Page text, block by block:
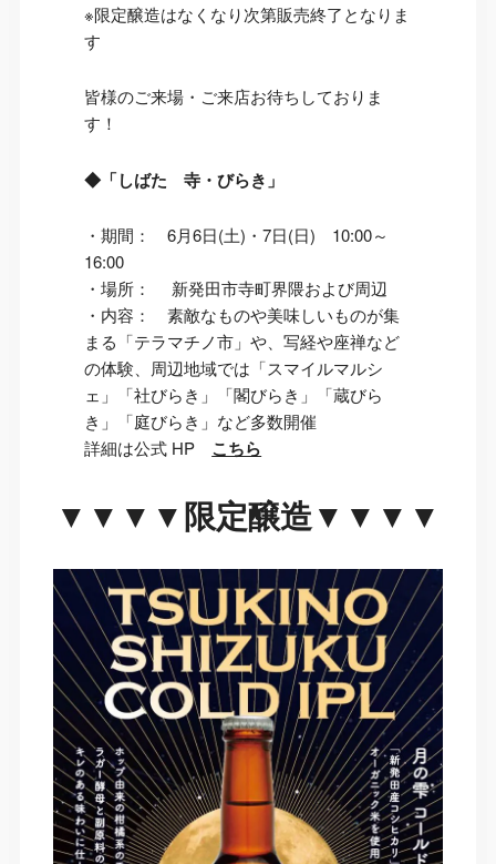
※限定醸造はなくなり次第販売終了となりま
す
皆様のご来場・ご来店お待ちしておりま
す！
◆「しばた 寺・びらき」
・期間： 6月6日(土)・7日(日) 10:00～
16:00
・場所： 新発田市寺町界隈および周辺
・内容： 素敵なものや美味しいものが集
まる「テラマチノ市」や、写経や座禅など
の体験、周辺地域では「スマイルマルシ
ェ」「社びらき」「閣びらき」「蔵びら
き」「庭びらき」など多数開催
詳細は公式 HP こちら
▼▼▼▼限定醸造▼▼▼▼